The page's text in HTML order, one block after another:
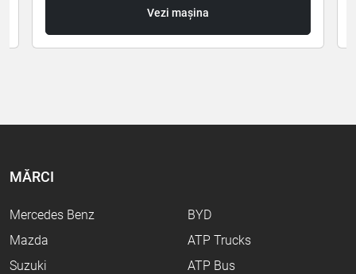
Vezi mașina
MĂRCI
Mercedes Benz
Mazda
Suzuki
BYD
ATP Trucks
ATP Bus